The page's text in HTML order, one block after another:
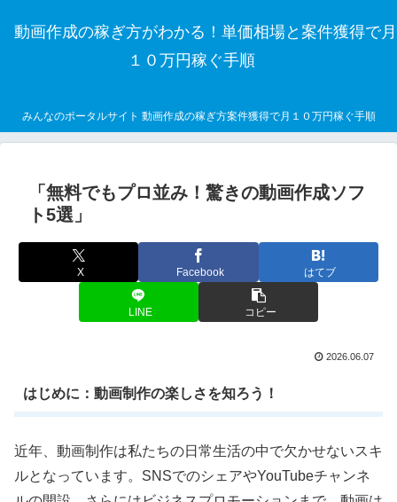
動画作成の稼ぎ方がわかる！単価相場と案件獲得で月
１０万円稼ぐ手順
みんなのポータルサイト 動画作成の稼ぎ方案件獲得で月１０万円稼ぐ手順
「無料でもプロ並み！驚きの動画作成ソフ
ト5選」
X Facebook はてブ
LINE コピー
2026.06.07
はじめに：動画制作の楽しさを知ろう！
近年、動画制作は私たちの日常生活の中で欠かせないスキ
ルとなっています。SNSでのシェアやYouTubeチャンネ